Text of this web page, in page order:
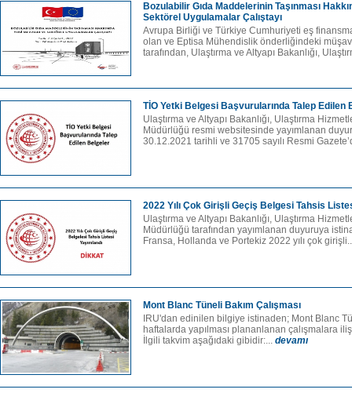
Bozulabilir Gıda Maddelerinin Taşınması
Sektörel Uygulamalar Çalıştayı
Avrupa Birliği ve Türkiye Cumhuriyeti eş
olan ve Eptisa Mühendislik önderliğindeki
tarafından, Ulaştırma ve Altyapı Bakanlığı,
TİO Yetki Belgesi Başvurularında Talep Edilen
Ulaştırma ve Altyapı Bakanlığı, Ulaştırma
Müdürlüğü resmi websitesinde yayımlanan
30.12.2021 tarihli ve 31705 sayılı Resmi
2022 Yılı Çok Girişli Geçiş Belgesi Tahsis
Ulaştırma ve Altyapı Bakanlığı, Ulaştırma
Müdürlüğü tarafından yayımlanan duyuruya
Fransa, Hollanda ve Portekiz 2022 yılı çok
Mont Blanc Tüneli Bakım Çalışması
IRU'dan edinilen bilgiye istinaden; Mont Blanc
haftalarda yapılması plananlanan çalışmalara
İlgili takvim aşağıdaki gibidir:... devamı